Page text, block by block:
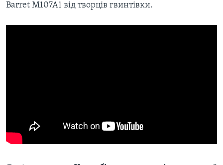
Barret М107А1 від творців гвинтівки.